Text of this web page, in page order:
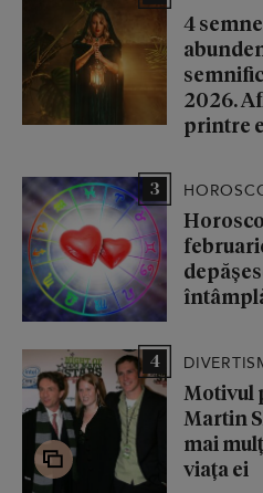
4
2026.
printre
3
4
Motivul
Martin
mai
viața ei